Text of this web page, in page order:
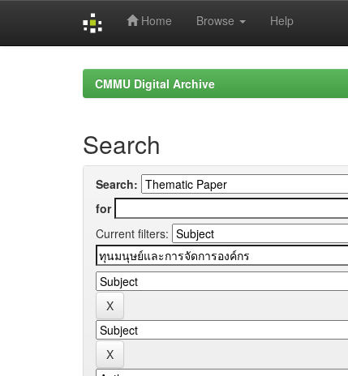
Home Browse Help
CMMU Digital Archive
Search
Search:
for
Current filters: